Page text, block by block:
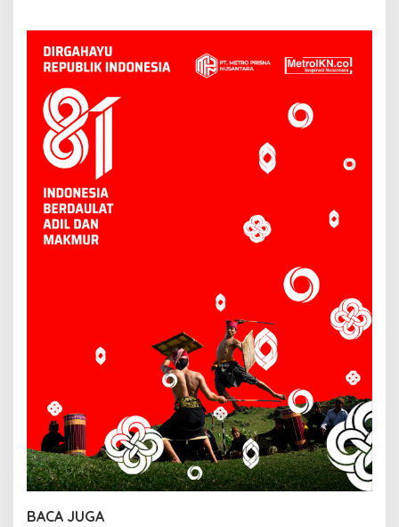
BACA JUGA